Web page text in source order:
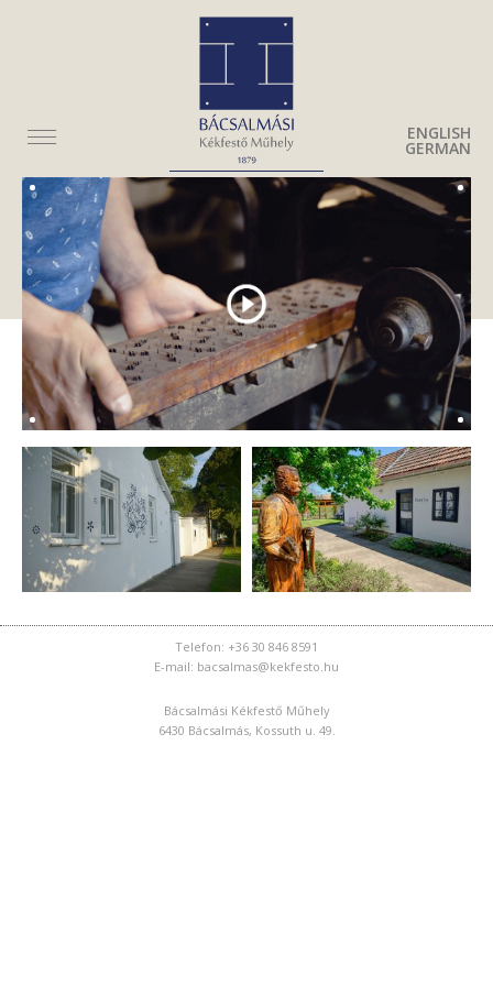
ENGLISH
GERMAN
Telefon: +36 30 846 8591
E-mail: bacsalmas@kekfesto.hu
Bácsalmási Kékfestő Műhely
6430 Bácsalmás, Kossuth u. 49.